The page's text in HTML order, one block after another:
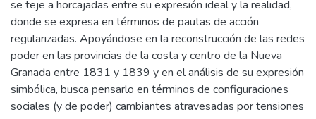
se teje a horcajadas entre su expresión ideal y la realidad,
donde se expresa en términos de pautas de acción
regularizadas. Apoyándose en la reconstrucción de las redes
poder en las provincias de la costa y centro de la Nueva
Granada entre 1831 y 1839 y en el análisis de su expresión
simbólica, busca pensarlo en términos de configuraciones
sociales (y de poder) cambiantes atravesadas por tensiones